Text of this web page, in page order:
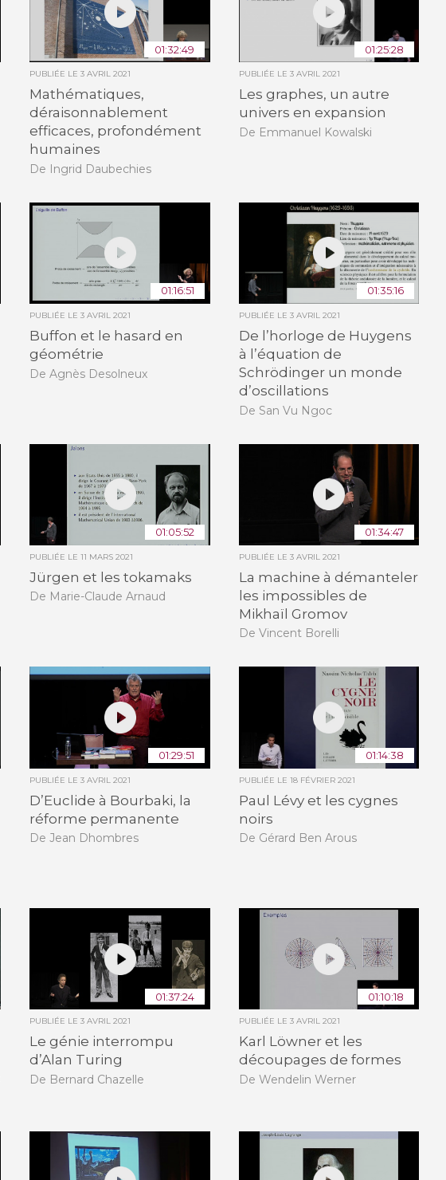
01:32:49
PUBLIÉE LE3 AVRIL 2021
Mathématiques,
déraisonnablement
efficaces, profondément
humaines
De Ingrid Daubechies
01:25:28
PUBLIÉE LE 3 AVRIL 2021
Les graphes, un autre
univers en expansion
De Emmanuel Kowalski
01:16:51
PUBLIÉE LE3 AVRIL 2021
Buffon et le hasard en
géométrie
De Agnès Desolneux
01:35:16
PUBLIÉE LE 3 AVRIL 2021
De l’horloge de Huygens
à l’équation de
Schrödinger un monde
d’oscillations
De San Vu Ngoc
01:05:52
PUBLIÉE LE11 MARS 2021
Jürgen et les tokamaks
De Marie-Claude Arnaud
01:34:47
PUBLIÉE LE 3 AVRIL 2021
La machine à démanteler
les impossibles de
Mikhaïl Gromov
De Vincent Borelli
01:29:51
PUBLIÉE LE3 AVRIL 2021
D’Euclide à Bourbaki, la
réforme permanente
De Jean Dhombres
01:14:38
PUBLIÉE LE 18 FÉVRIER 2021
Paul Lévy et les cygnes
noirs
De Gérard Ben Arous
01:37:24
PUBLIÉE LE3 AVRIL 2021
Le génie interrompu
d’Alan Turing
De Bernard Chazelle
01:10:18
PUBLIÉE LE 3 AVRIL 2021
Karl Löwner et les
découpages de formes
De Wendelin Werner